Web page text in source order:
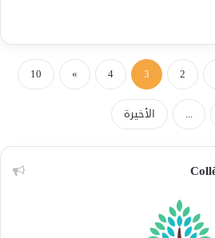
2
3
4
»
10
... الأخيرة